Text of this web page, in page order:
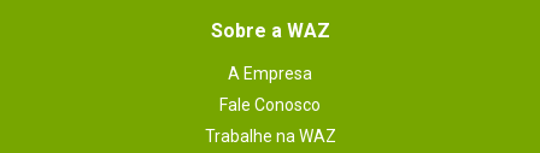
Sobre a WAZ
A Empresa
Fale Conosco
Trabalhe na WAZ